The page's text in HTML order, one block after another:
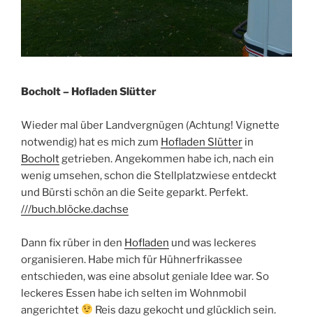
Bocholt – Hofladen Slütter
Wieder mal über Landvergnügen (Achtung! Vignette
notwendig) hat es mich zum Hofladen Slütter in
Bocholtgetrieben. Angekommen habe ich, nach ein
wenig umsehen, schon die Stellplatzwiese entdeckt
und Bürsti schön an die Seite geparkt. Perfekt.
///buch.blöcke.dachse
Dann fix rüber in den Hofladen und was leckeres
organisieren. Habe mich für Hühnerfrikassee
entschieden, was eine absolut geniale Idee war. So
leckeres Essen habe ich selten im Wohnmobil
angerichtet
Reis dazu gekocht und glücklich sein.